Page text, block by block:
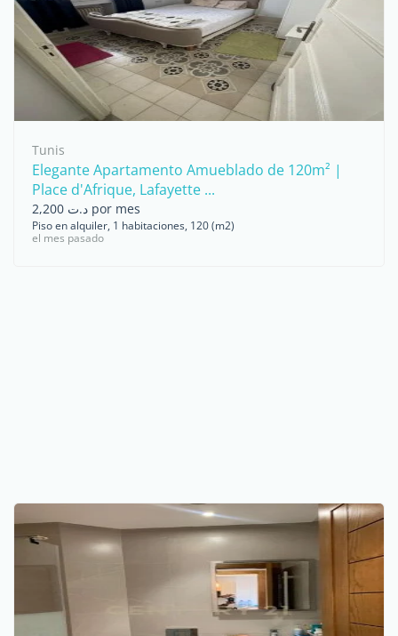
Tunis
Elegante Apartamento Amueblado de 120m² |
Place d'Afrique, Lafayette ...
د.ت 2,200 por mes
Piso en alquiler, 1 habitaciones, 120 (m2)
el mes pasado